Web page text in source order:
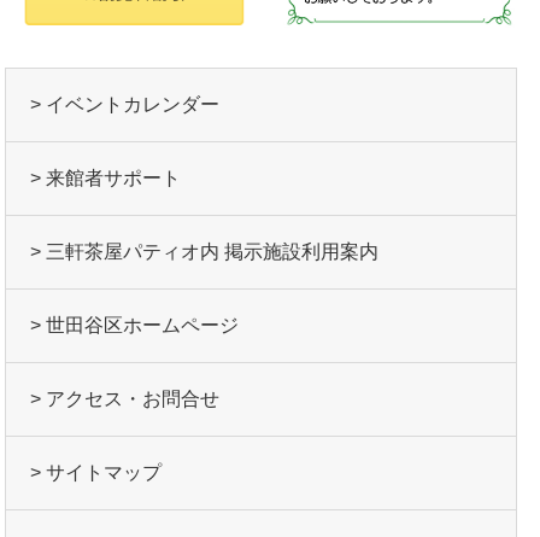
> イベントカレンダー
> 来館者サポート
> 三軒茶屋パティオ内 掲示施設利用案内
> 世田谷区ホームページ
> アクセス・お問合せ
> サイトマップ